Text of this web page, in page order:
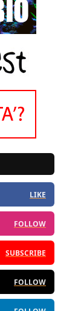
LIKE
FOLLOW
SUBSCRIBE
FOLLOW